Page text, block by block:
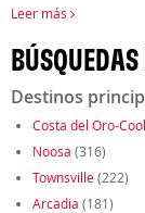
Leer más
Destinos
Costa del Oro-
Noosa (316)
Townsville(222)
Arcadia (181)